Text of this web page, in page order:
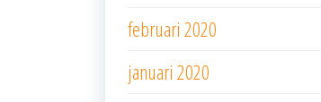
februari 2020
januari 2020